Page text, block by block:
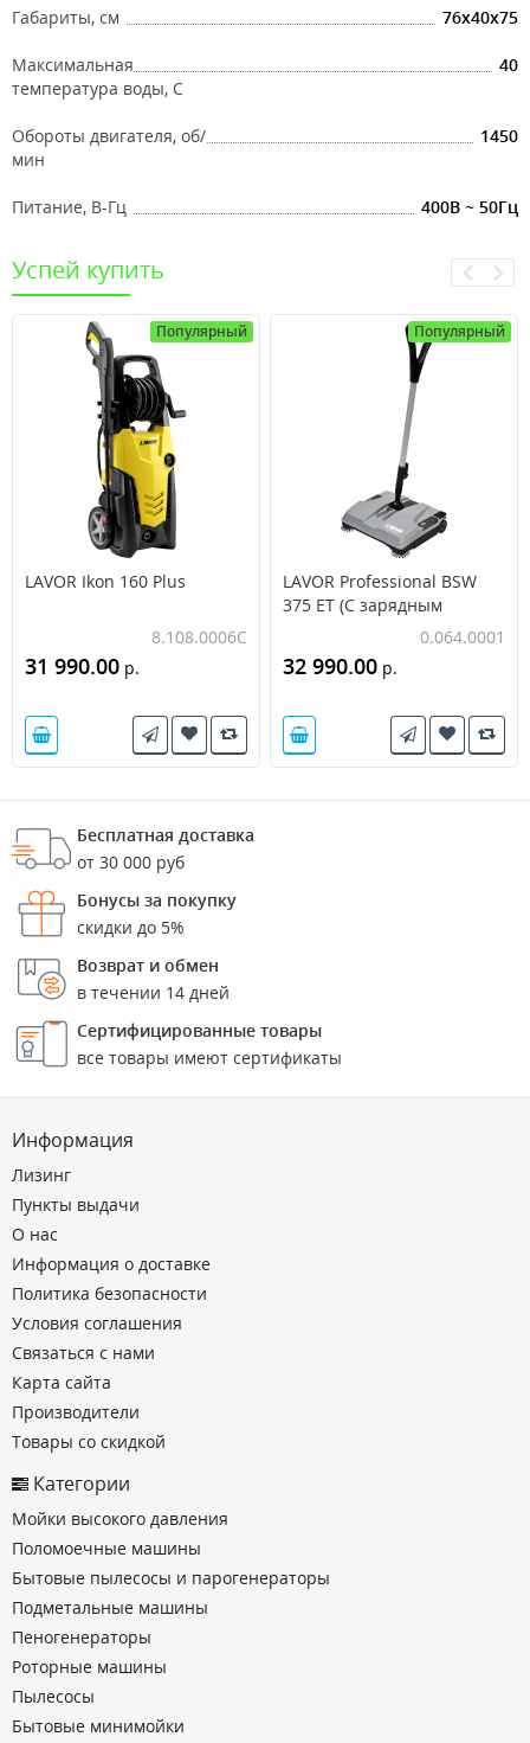
Габариты, см 76x40x75
Максимальная
температура воды, С
40
Обороты двигателя, об/
мин
1450
Питание, В-Гц 400В ~ 50Гц
Успей купить
Популярный
LAVOR Ikon 160 Plus
8.108.0006C
31 990.00 р.
Популярный
LAVOR Professional BSW
375 ET (С зарядным
устройством и АКБ)0.064.0001
32 990.00 р.
Бесплатная доставка
от 30 000 руб
Бонусы за покупку
скидки до 5%
Возврат и обмен
в течении 14 дней
Сертифицированные товары
все товары имеют сертификаты
Информация
Лизинг
Пункты выдачи
О нас
Информация о доставке
Политика безопасности
Условия соглашения
Связаться с нами
Карта сайта
Производители
Товары со скидкой
Категории
Мойки высокого давления
Поломоечные машины
Бытовые пылесосы и парогенераторы
Подметальные машины
Пеногенераторы
Роторные машины
Пылесосы
Бытовые минимойки